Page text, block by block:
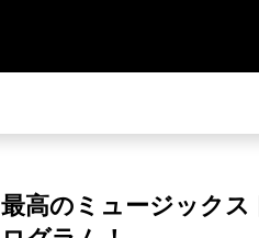
風になる /
最高のミュージック